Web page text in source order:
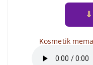
⇓
Kosmetik